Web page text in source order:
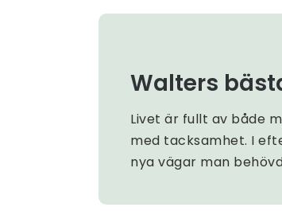
Walters
Livet är fullt av både
med tacksamhet. I
nya vägar man